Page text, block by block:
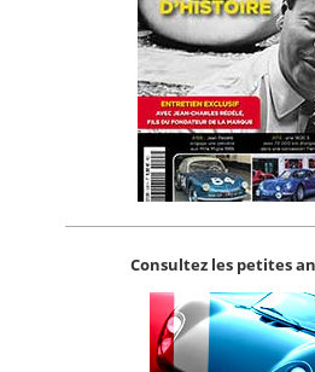
Consultez les petites